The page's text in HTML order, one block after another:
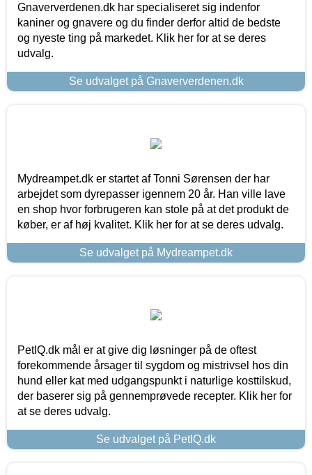
Gnaververdenen.dk har specialiseret sig indenfor
kaniner og gnavere og du finder derfor altid de bedste
og nyeste ting på markedet. Klik her for at se deres
udvalg.
Se udvalget på Gnaververdenen.dk
Mydreampet.dk er startet af Tonni Sørensen der har
arbejdet som dyrepasser igennem 20 år. Han ville lave
en shop hvor forbrugeren kan stole på at det produkt de
køber, er af høj kvalitet. Klik her for at se deres udvalg.
Se udvalget på Mydreampet.dk
PetIQ.dk mål er at give dig løsninger på de oftest
forekommende årsager til sygdom og mistrivsel hos din
hund eller kat med udgangspunkt i naturlige kosttilskud,
der baserer sig på gennemprøvede recepter. Klik her for
at se deres udvalg.
Se udvalget på PetIQ.dk